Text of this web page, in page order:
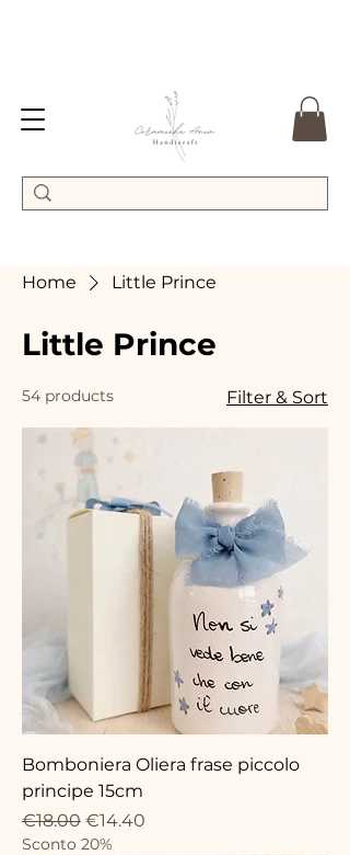
Home Little Prince
Little Prince
54 products Filter & Sort
Bomboniera Oliera frase piccolo
principe 15cm
Regular Price
€18.00 Sale Price
€14.40
Sconto 20%